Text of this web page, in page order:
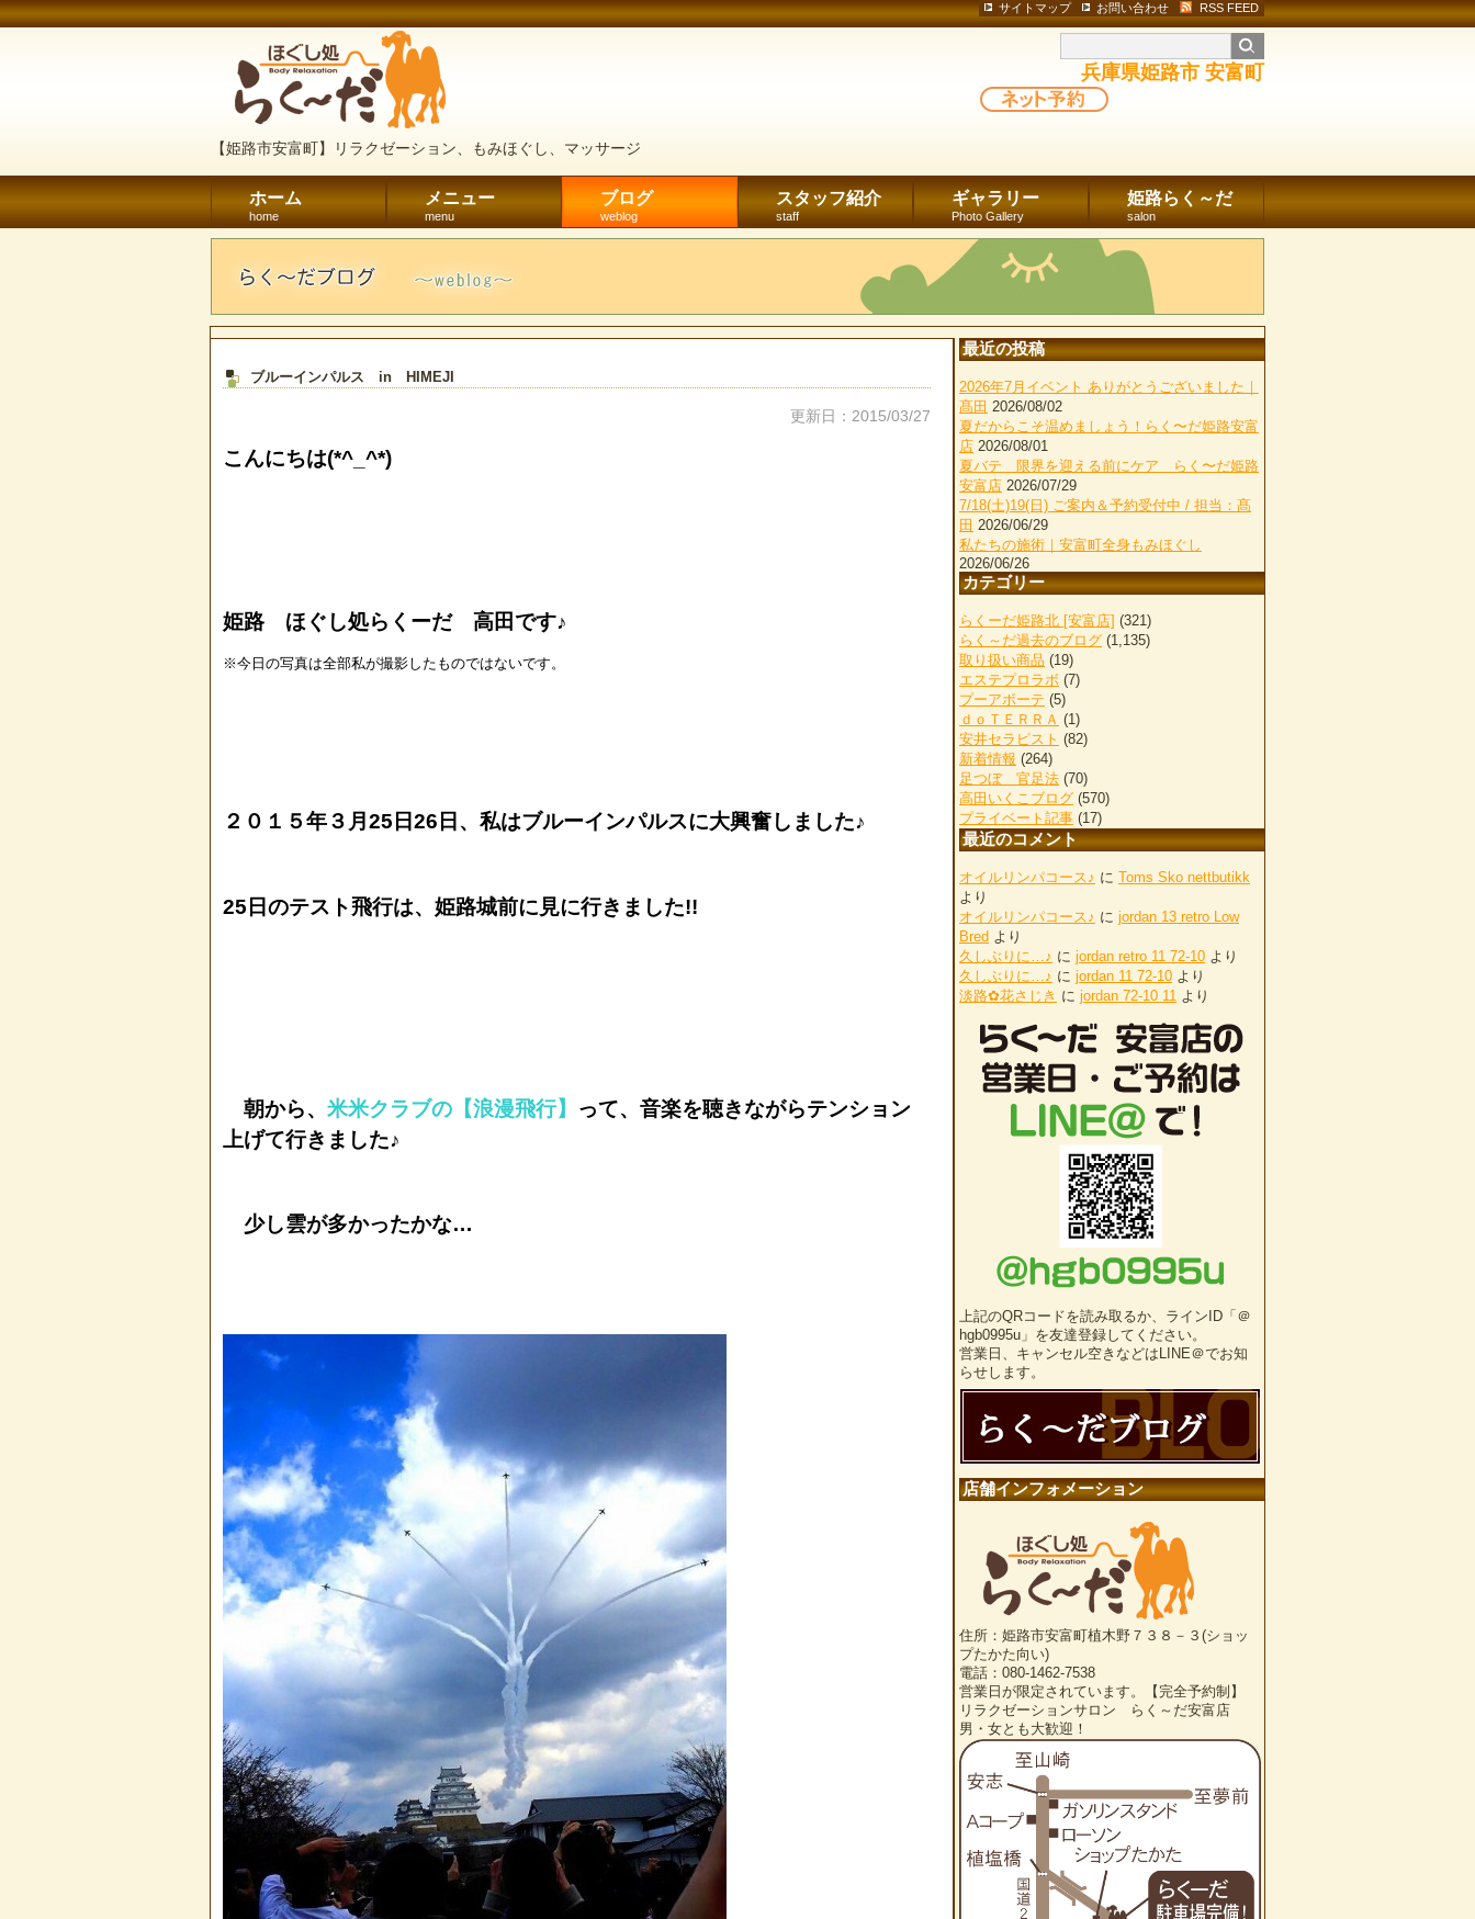
【姫路市安富町】リラクゼーション、もみほぐし、マッサージ
サイトマップ お問い合わせ RSS FEED
兵庫県姫路市 安富町
ホーム
home
メニュー
menu
ブログ
weblog
スタッフ紹介
staff
ギャラリー
Photo Gallery
姫路らく～だ
salon
ブルーインパルス in HIMEJI
更新日：2015/03/27
こんにちは(*^_^*)
姫路 ほぐし処らくーだ 高田です♪
※今日の写真は全部私が撮影したものではないです。
２０１５年３月25日26日、私はブルーインパルスに大興奮しました♪
25日のテスト飛行は、姫路城前に見に行きました!!
朝から、 米米クラブの【浪漫飛行】 って、音楽を聴きながらテンション
上げて行きました♪
少し雲が多かったかな…
最近の投稿
2026年7月イベント ありがとうございました｜
髙田 2026/08/02
夏だからこそ温めましょう！らく〜だ姫路安富
店 2026/08/01
夏バテ 限界を迎える前にケア らく〜だ姫路
安富店 2026/07/29
7/18(土)19(日) ご案内＆予約受付中 / 担当：髙
田 2026/06/29
私たちの施術｜安富町全身もみほぐし
2026/06/26
カテゴリー
らくーだ姫路北 [安富店] (321)
らく～だ過去のブログ (1,135)
取り扱い商品 (19)
エステプロラボ (7)
プーアボーテ (5)
ｄｏＴＥＲＲＡ (1)
安井セラピスト (82)
新着情報 (264)
足つぼ 官足法 (70)
高田いくこブログ (570)
プライベート記事 (17)
最近のコメント
オイルリンパコース♪ に Toms Sko nettbutikk
より
オイルリンパコース♪ に jordan 13 retro Low
Bred より
久しぶりに…♪ に jordan retro 11 72-10 より
久しぶりに…♪ に jordan 11 72-10 より
淡路✿花さじき に jordan 72-10 11 より
上記のQRコードを読み取るか、ラインID「＠
hgb0995u」を友達登録してください。
営業日、キャンセル空きなどはLINE＠でお知
らせします。
店舗インフォメーション
住所：姫路市安富町植木野７３８－３(ショッ
プたかた向い)
電話：080-1462-7538
営業日が限定されています。【完全予約制】
リラクゼーションサロン らく～だ安富店
男・女とも大歓迎！